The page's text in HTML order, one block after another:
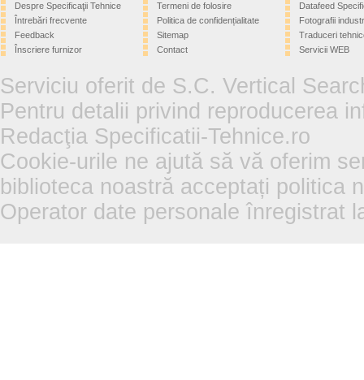
Despre Specificaţii Tehnice
Întrebări frecvente
Feedback
Înscriere furnizor
Termeni de folosire
Politica de confidențialitate
Sitemap
Contact
Datafeed
Fotografii
Traduceri
Servicii WEB
Serviciu oferit de S.C. Vertical
Pentru detalii privind reproducerea
Redacţia Specificatii-Tehnice.ro
Cookie-urile ne ajută să vă oferim
biblioteca noastră acceptați politica
Operator date personale înregistrat